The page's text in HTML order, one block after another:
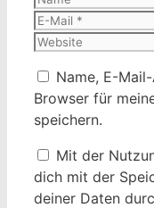
Name, E-
Browser für
speichern.
Mit der
dich mit der
deiner Daten